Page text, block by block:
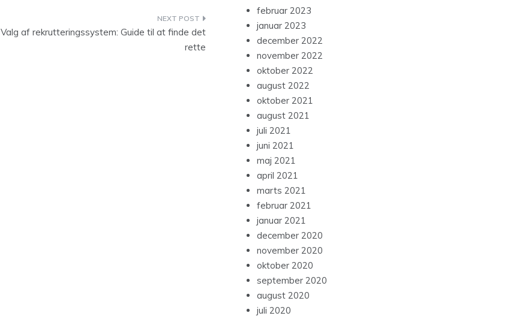
Valg af rekrutteringssystem: Guide til at finde det
rette
februar 2023
januar 2023
december 2022
november 2022
oktober 2022
august 2022
oktober 2021
august 2021
juli 2021
juni 2021
maj 2021
april 2021
marts 2021
februar 2021
januar 2021
december 2020
november 2020
oktober 2020
september 2020
august 2020
juli 2020